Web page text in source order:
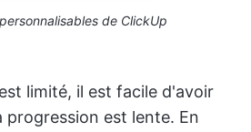
de ClickUp
limité, il est facile d'avoir
progression est lente. En